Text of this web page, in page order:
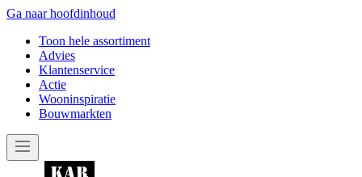
Ga naar hoofdinhoud
Toon hele assortiment
Advies
Klantenservice
Actie
Wooninspiratie
Bouwmarkten